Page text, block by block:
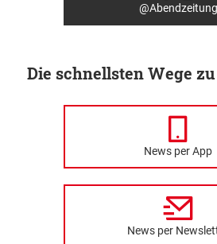
@Abendzeitung
Die schnellsten Wege
News per App
News per